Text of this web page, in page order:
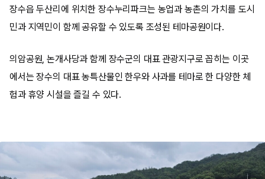
장수읍 두산리에 위치한 장수누리파크는 농업과 농촌의 가치를 도시
민과 지역민이 함께 공유할 수 있도록 조성된 테마공원이다.
의암공원, 논개사당과 함께 장수군의 대표 관광지구로 꼽히는 이곳
에서는 장수의 대표 농특산물인 한우와 사과를 테마로 한 다양한 체
험과 휴양 시설을 즐길 수 있다.